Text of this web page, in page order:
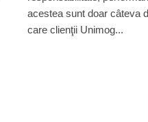
acestea sunt doar câteva
care clienţii Unimog...